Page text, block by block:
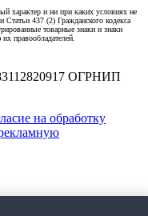
характер и ни при каких условиях не
437 (2) Гражданского кодекса
товарные знаки и знаки
правообладателей.
ОГРНИП
на обработку